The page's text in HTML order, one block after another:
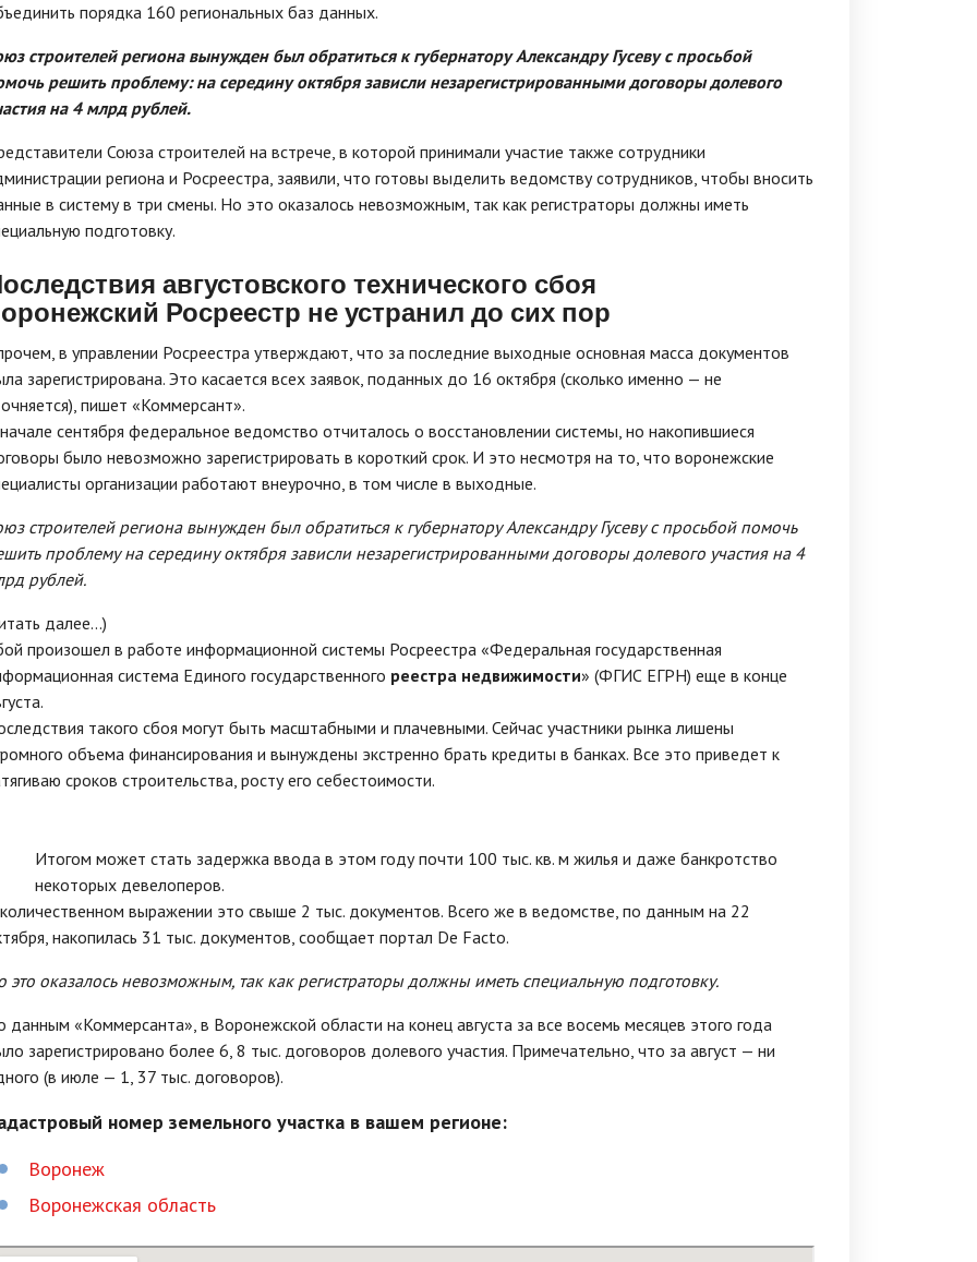
порядка 160 региональных баз данных.
строителей региона вынужден был обратиться к губернатору Александру Гусеву с просьбой
решить проблему: на середину октября зависли незарегистрированными договоры долевого
на 4 млрд рублей.
Союза строителей на встрече, в которой принимали участие также сотрудники
региона и Росреестра, заявили, что готовы выделить ведомству сотрудников, чтобы вносить
в систему в три смены. Но это оказалось невозможным, так как регистраторы должны иметь
подготовку.
августовского технического сбоя
Росреестр не устранил до сих пор
в управлении Росреестра утверждают, что за последние выходные основная масса документов
зарегистрирована. Это касается всех заявок, поданных до 16 октября (сколько именно — не
пишет «Коммерсант».
сентября федеральное ведомство отчиталось о восстановлении системы, но накопившиеся
было невозможно зарегистрировать в короткий срок. И это несмотря на то, что воронежские
организации работают внеурочно, в том числе в выходные.
строителей региона вынужден был обратиться к губернатору Александру Гусеву с просьбой помочь
проблему на середину октября зависли незарегистрированными договоры долевого участия на 4
рублей.
далее...)
произошел в работе информационной системы Росреестра «Федеральная государственная
система Единого государственного реестра недвижимости» (ФГИС ЕГРН) еще в конце
такого сбоя могут быть масштабными и плачевными. Сейчас участники рынка лишены
объема финансирования и вынуждены экстренно брать кредиты в банках. Все это приведет к
сроков строительства, росту его себестоимости.
Итогом может стать задержка ввода в этом году почти 100 тыс. кв. м жилья и даже банкротство
некоторых девелоперов.
выражении это свыше 2 тыс. документов. Всего же в ведомстве, по данным на 22
накопилась 31 тыс. документов, сообщает портал De Facto.
это оказалось невозможным, так как регистраторы должны иметь специальную подготовку.
данным «Коммерсанта», в Воронежской области на конец августа за все восемь месяцев этого года
зарегистрировано более 6, 8 тыс. договоров долевого участия. Примечательно, что за август — ни
(в июле — 1, 37 тыс. договоров).
номер земельного участка в вашем регионе:
Воронеж
Воронежская область